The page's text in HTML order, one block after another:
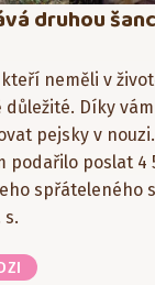
druhou
neměli v
Díky
pejsky v
podařilo poslat 4
spřáteleného